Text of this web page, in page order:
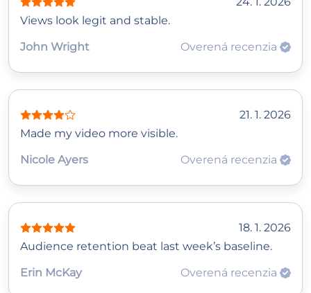
Views look legit and stable.
John Wright
Overená recenzia
21. 1. 2026
Made my video more visible.
Nicole Ayers
Overená recenzia
18. 1. 2026
Audience retention beat last week’s baseline.
Erin McKay
Overená recenzia